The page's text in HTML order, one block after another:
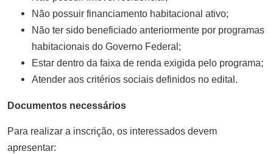
Não possuir financiamento habitacional ativo;
Não ter sido beneficiado anteriormente por programas
habitacionais do Governo Federal;
Estar dentro da faixa de renda exigida pelo programa;
Atender aos critérios sociais definidos no edital.
Documentos necessários
Para realizar a inscrição, os interessados devem
apresentar: